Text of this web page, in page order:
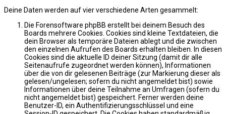
Deine Daten werden auf vier verschiedene Arten gesammelt:
Die Forensoftware phpBB erstellt bei deinem Besuch des
Boards mehrere Cookies. Cookies sind kleine Textdateien, die
dein Browser als temporäre Dateien ablegt und die zwischen
den einzelnen Aufrufen des Boards erhalten bleiben. In diesen
Cookies sind die aktuelle ID deiner Sitzung (damit dir alle
Seitenaufrufe zugeordnet werden können), Informationen
über die von dir gelesenen Beiträge (zur Markierung dieser als
gelesen/ungelesen; sofern du nicht angemeldet bist) sowie
Informationen über deine Teilnahme an Umfragen (sofern du
nicht angemeldet bist) gespeichert. Ferner werden deine
Benutzer-ID, ein Authentifizierungsschlüssel und eine